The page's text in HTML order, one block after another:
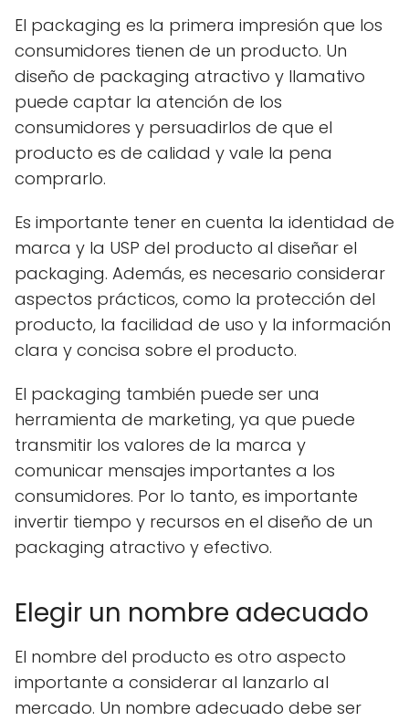
El packaging es la primera impresión que los
consumidores tienen de un producto. Un
diseño de packaging atractivo y llamativo
puede captar la atención de los
consumidores y persuadirlos de que el
producto es de calidad y vale la pena
comprarlo.
Es importante tener en cuenta la identidad de
marca y la USP del producto al diseñar el
packaging. Además, es necesario considerar
aspectos prácticos, como la protección del
producto, la facilidad de uso y la información
clara y concisa sobre el producto.
El packaging también puede ser una
herramienta de marketing, ya que puede
transmitir los valores de la marca y
comunicar mensajes importantes a los
consumidores. Por lo tanto, es importante
invertir tiempo y recursos en el diseño de un
packaging atractivo y efectivo.
Elegir un nombre adecuado
El nombre del producto es otro aspecto
importante a considerar al lanzarlo al
mercado. Un nombre adecuado debe ser